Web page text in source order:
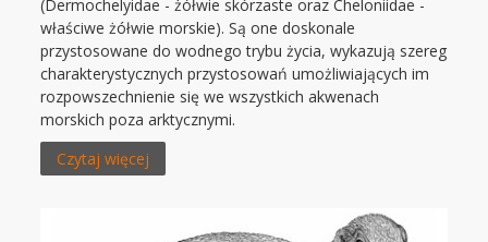
(Dermochelyidae - żółwie skórzaste oraz Cheloniidae -
właściwe żółwie morskie). Są one doskonale
przystosowane do wodnego trybu życia, wykazują szereg
charakterystycznych przystosowań umożliwiających im
rozpowszechnienie się we wszystkich akwenach
morskich poza arktycznymi.
Czytaj więcej